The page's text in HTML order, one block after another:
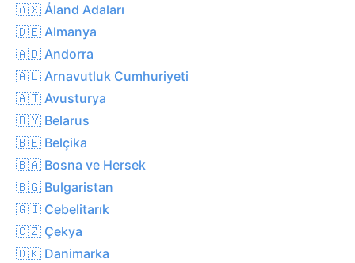
🇦🇽 Åland Adaları
🇩🇪 Almanya
🇦🇩 Andorra
🇦🇱 Arnavutluk Cumhuriyeti
🇦🇹 Avusturya
🇧🇾 Belarus
🇧🇪 Belçika
🇧🇦 Bosna ve Hersek
🇧🇬 Bulgaristan
🇬🇮 Cebelitarık
🇨🇿 Çekya
🇩🇰 Danimarka